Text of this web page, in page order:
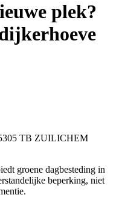
plek?
TB ZUILICHEM
groene dagbesteding in
beperking, niet